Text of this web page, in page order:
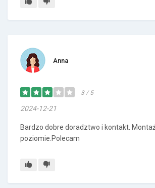
Anna
3 / 5
2024-12-21
Bardzo dobre doradztwo i kontakt.
poziomie.Polecam